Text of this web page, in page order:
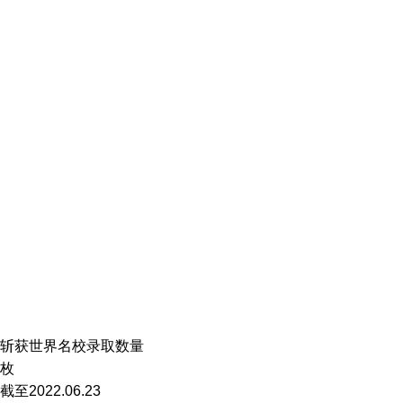
斩获世界名校录取数量
枚
截至2022.06.23